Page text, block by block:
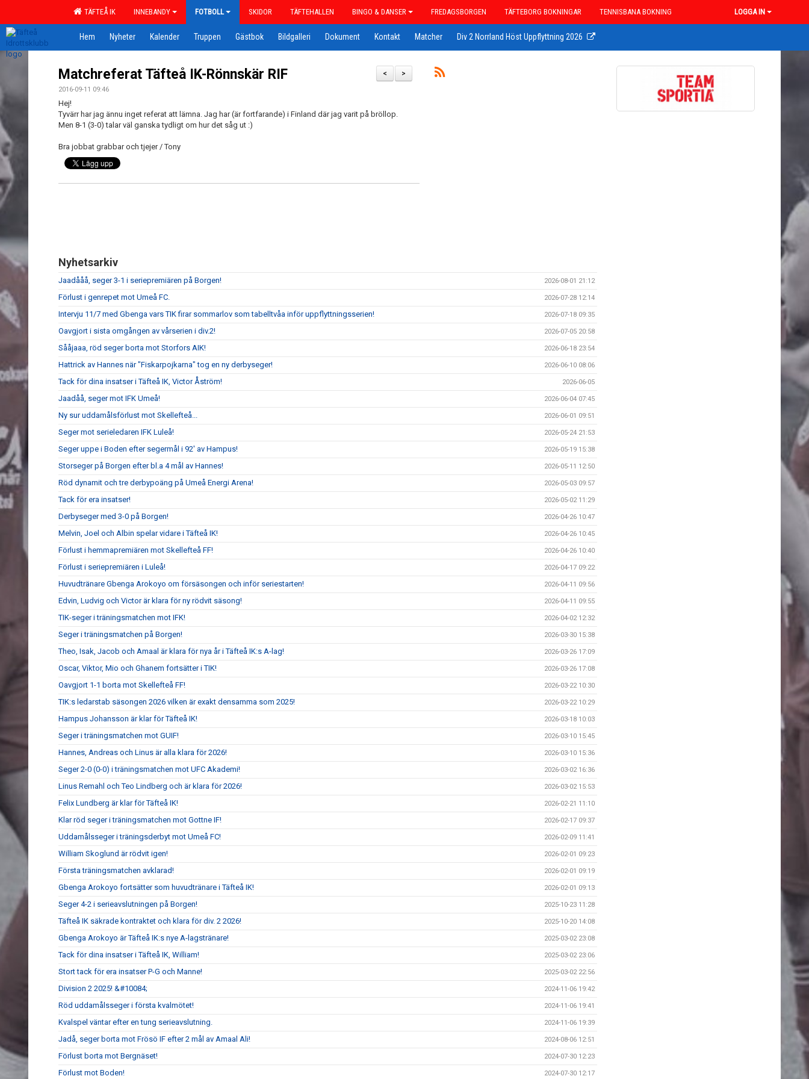
TÄFTEÅ IK INNEBANDY FOTBOLL SKIDOR TÄFTEHALLEN BINGO & DANSER FREDAGSBORGEN TÄFTEBORG BOKNINGAR TENNISBANA BOKNING LOGGA IN
Hem Nyheter Kalender Truppen Gästbok Bildgalleri Dokument Kontakt Matcher Div 2 Norrland Höst Uppflyttning 2026
>
<
Matchreferat Täfteå IK-Rönnskär RIF
2016-09-11 09:46
Hej!
Tyvärr har jag ännu inget referat att lämna. Jag har (är fortfarande) i Finland där jag varit på bröllop.
Men 8-1 (3-0) talar väl ganska tydligt om hur det såg ut :)
Bra jobbat grabbar och tjejer / Tony
Nyhetsarkiv
Jaadååå, seger 3-1 i seriepremiären på Borgen! 2026-08-01 21:12
Förlust i genrepet mot Umeå FC. 2026-07-28 12:14
Intervju 11/7 med Gbenga vars TIK firar sommarlov som tabelltvåa inför uppflyttningsserien! 2026-07-18 09:35
Oavgjort i sista omgången av vårserien i div.2! 2026-07-05 20:58
Sååjaaa, röd seger borta mot Storfors AIK! 2026-06-18 23:54
Hattrick av Hannes när "Fiskarpojkarna" tog en ny derbyseger! 2026-06-10 08:06
Tack för dina insatser i Täfteå IK, Victor Åström! 2026-06-05
Jaadåå, seger mot IFK Umeå! 2026-06-04 07:45
Ny sur uddamålsförlust mot Skellefteå... 2026-06-01 09:51
Seger mot serieledaren IFK Luleå! 2026-05-24 21:53
Seger uppe i Boden efter segermål i 92' av Hampus! 2026-05-19 15:38
Storseger på Borgen efter bl.a 4 mål av Hannes! 2026-05-11 12:50
Röd dynamit och tre derbypoäng på Umeå Energi Arena! 2026-05-03 09:57
Tack för era insatser! 2026-05-02 11:29
Derbyseger med 3-0 på Borgen! 2026-04-26 10:47
Melvin, Joel och Albin spelar vidare i Täfteå IK! 2026-04-26 10:45
Förlust i hemmapremiären mot Skellefteå FF! 2026-04-26 10:40
Förlust i seriepremiären i Luleå! 2026-04-17 09:22
Huvudtränare Gbenga Arokoyo om försäsongen och inför seriestarten! 2026-04-11 09:56
Edvin, Ludvig och Victor är klara för ny rödvit säsong! 2026-04-11 09:55
TIK-seger i träningsmatchen mot IFK! 2026-04-02 12:32
Seger i träningsmatchen på Borgen! 2026-03-30 15:38
Theo, Isak, Jacob och Amaal är klara för nya år i Täfteå IK:s A-lag! 2026-03-26 17:09
Oscar, Viktor, Mio och Ghanem fortsätter i TIK! 2026-03-26 17:08
Oavgjort 1-1 borta mot Skellefteå FF! 2026-03-22 10:30
TIK:s ledarstab säsongen 2026 vilken är exakt densamma som 2025! 2026-03-22 10:29
Hampus Johansson är klar för Täfteå IK! 2026-03-18 10:03
Seger i träningsmatchen mot GUIF! 2026-03-10 15:45
Hannes, Andreas och Linus är alla klara för 2026! 2026-03-10 15:36
Seger 2-0 (0-0) i träningsmatchen mot UFC Akademi! 2026-03-02 16:36
Linus Remahl och Teo Lindberg och är klara för 2026! 2026-03-02 15:53
Felix Lundberg är klar för Täfteå IK! 2026-02-21 11:10
Klar röd seger i träningsmatchen mot Gottne IF! 2026-02-17 09:37
Uddamålsseger i träningsderbyt mot Umeå FC! 2026-02-09 11:41
William Skoglund är rödvit igen! 2026-02-01 09:23
Första träningsmatchen avklarad! 2026-02-01 09:19
Gbenga Arokoyo fortsätter som huvudtränare i Täfteå IK! 2026-02-01 09:13
Seger 4-2 i serieavslutningen på Borgen! 2025-10-23 11:28
Täfteå IK säkrade kontraktet och klara för div. 2 2026! 2025-10-20 14:08
Gbenga Arokoyo är Täfteå IK:s nye A-lagstränare! 2025-03-02 23:08
Tack för dina insatser i Täfteå IK, William! 2025-03-02 23:06
Stort tack för era insatser P-G och Manne! 2025-03-02 22:56
Division 2 2025! &#10084; 2024-11-06 19:42
Röd uddamålsseger i första kvalmötet! 2024-11-06 19:41
Kvalspel väntar efter en tung serieavslutning. 2024-11-06 19:39
Jadå, seger borta mot Frösö IF efter 2 mål av Amaal Ali! 2024-08-06 12:51
Förlust borta mot Bergnäset! 2024-07-30 12:23
Förlust mot Boden! 2024-07-30 12:17